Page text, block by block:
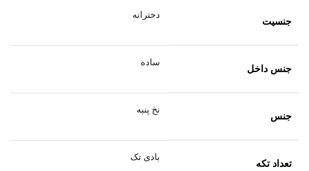
جنسیت
دخترانه
جنس داخل
ساده
جنس
نخ پنبه
تعداد تکه
بادی تک